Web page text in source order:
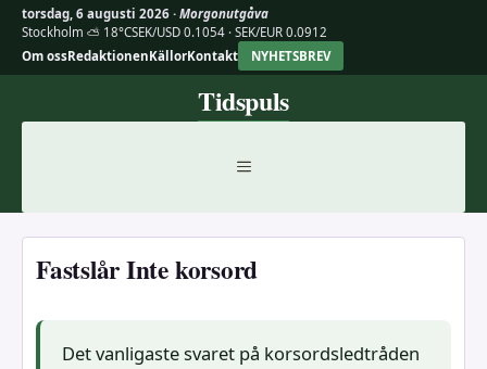
torsdag, 6 augusti 2026 · Morgonutgåva
Stockholm ⛅ 18°CSEK/USD 0.1054 · SEK/EUR 0.0912
Om ossRedaktionenKällorKontakt NYHETSBREV
Tidspuls
MENY
Fastslår Inte korsord
Det vanligaste svaret på korsordsledtråden